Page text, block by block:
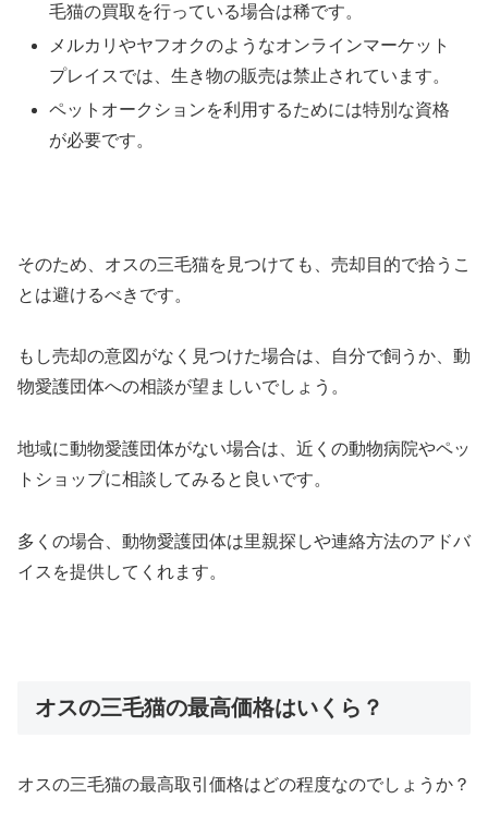
毛猫の買取を行っている場合は稀です。
メルカリやヤフオクのようなオンラインマーケット
プレイスでは、生き物の販売は禁止されています。
ペットオークションを利用するためには特別な資格
が必要です。
そのため、オスの三毛猫を見つけても、売却目的で拾うこ
とは避けるべきです。
もし売却の意図がなく見つけた場合は、自分で飼うか、動
物愛護団体への相談が望ましいでしょう。
地域に動物愛護団体がない場合は、近くの動物病院やペッ
トショップに相談してみると良いです。
多くの場合、動物愛護団体は里親探しや連絡方法のアドバ
イスを提供してくれます。
オスの三毛猫の最高価格はいくら？
オスの三毛猫の最高取引価格はどの程度なのでしょうか？